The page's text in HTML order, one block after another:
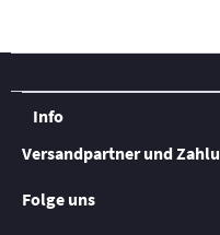
Info
Versandpartner und
Folge uns